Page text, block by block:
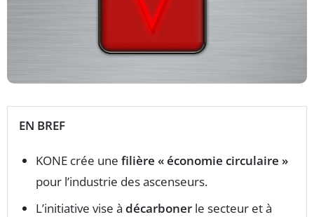
EN BREF
KONE crée une filière « économie circulaire »
pour l’industrie des ascenseurs.
L’initiative vise à décarboner le secteur et à